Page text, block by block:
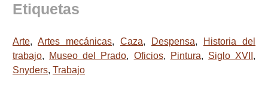
Etiquetas
Arte, Artes mecánicas, Caza, Despensa,
Historia del
trabajo, Museo del Prado, Oficios, Pintura, Siglo XVII ,
Snyders, Trabajo